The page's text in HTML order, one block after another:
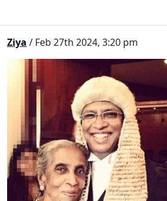
Ziya / Feb 27th 2024, 3:20 pm